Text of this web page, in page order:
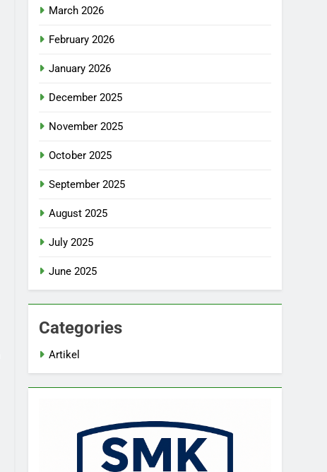
March 2026
February 2026
January 2026
December 2025
November 2025
October 2025
September 2025
August 2025
July 2025
June 2025
Categories
Artikel